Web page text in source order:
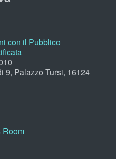
con il Pubblico
9, Palazzo Tursi, 16124
Room